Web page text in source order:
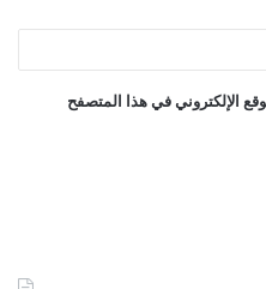
الإلكتروني في هذا المتصفح